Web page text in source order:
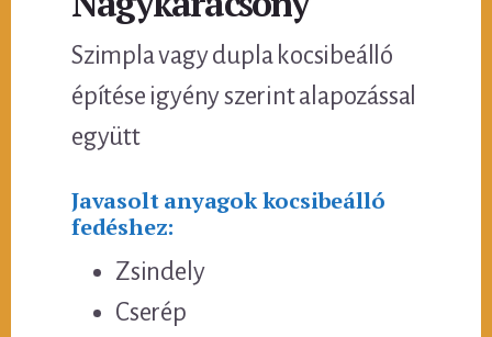
Szimpla vagy dupla kocsibeálló
építése igyény szerint alapozással
együtt
Javasolt anyagok kocsibeálló
fedéshez:
Zsindely
Cserép